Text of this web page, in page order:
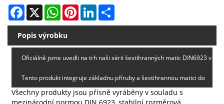
Facebook
X WhatsAppPinterestLinkedIn
Popis výrobku
Oficiálně jsme uvedli na trh naši sérii šestihranných matic DIN6923 v
plné specifikaci, která vyplňuje vysoce žádanou mezeru mezi produkty
proti povolování matic v naší řadě průmyslových spojovacích prvků.
Tento produkt integruje základnu příruby a šestihrannou matici do
jedné struktury s protiskluzovými vroubky na povrchu příruby, což
Všechny produkty jsou přísně vyráběny v souladu s